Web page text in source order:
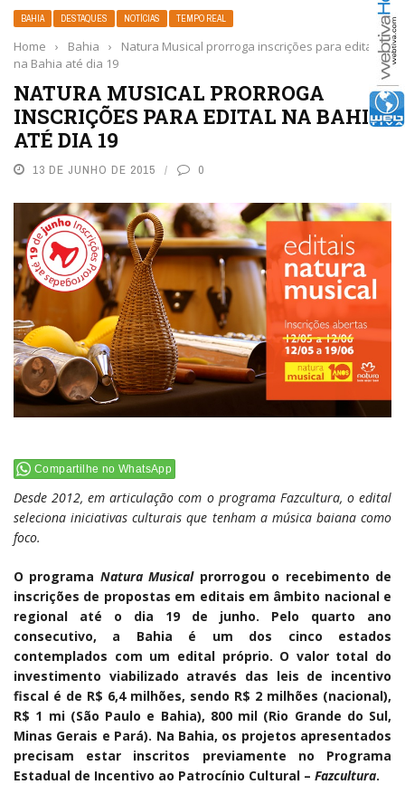
BAHIA DESTAQUES NOTÍCIAS TEMPO REAL
Home › Bahia ›
Natura Musical prorroga inscrições para edital
na Bahia até dia 19
NATURA MUSICAL PRORROGA
INSCRIÇÕES PARA EDITAL NA BAHIA
ATÉ DIA 19
13 DE JUNHO DE 2015 0
Compartilhe no WhatsApp
Desde 2012, em articulação com o programa Fazcultura, o edital
seleciona iniciativas culturais que tenham a música baiana como
foco.
O programa Natura Musicalprorrogou o recebimento de
inscrições de propostas em editais em âmbito nacional e
regional até o dia 19 de junho. Pelo quarto ano
consecutivo, a Bahia é um dos cinco estados
contemplados com um edital próprio. O valor total do
investimento viabilizado através das leis de incentivo
fiscal é de R$ 6,4 milhões, sendo R$ 2 milhões (nacional),
R$ 1 mi (São Paulo e Bahia), 800 mil (Rio Grande do Sul,
Minas Gerais e Pará). Na Bahia, os projetos apresentados
precisam estar inscritos previamente no Programa
Estadual de Incentivo ao Patrocínio Cultural – Fazcultura.